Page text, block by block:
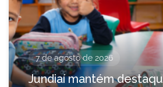
7 de agosto de 2026
Jundiaí mantém